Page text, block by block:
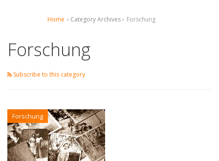
Home › Category Archives › Forschung
Forschung
Subscribe to this category
Forschung